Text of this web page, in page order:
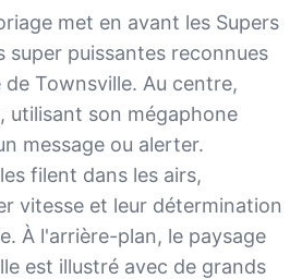
met en avant les Supers
puissantes reconnues
de Townsville. Au centre,
utilisant son mégaphone
message ou alerter.
filent dans les airs,
vitesse et leur détermination
À l'arrière-plan, le paysage
est illustré avec de grands